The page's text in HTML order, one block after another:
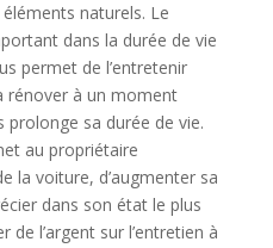
naturels. Le
dans la durée de vie
permet de l’entretenir
rénover à un moment
prolonge sa durée de vie.
au propriétaire
la voiture, d’augmenter sa
dans son état le plus
de l’argent sur l’entretien à